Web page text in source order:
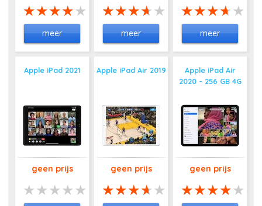
meer meer meer
Apple iPad 2021
geen prijs
Apple iPad Air 2019
geen prijs
Apple iPad Air
2020 - 256 GB 4G
geen prijs